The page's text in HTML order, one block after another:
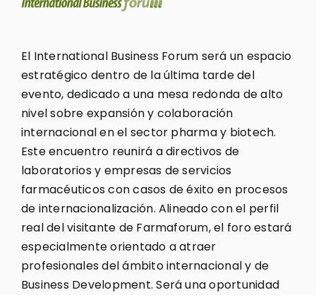
El International Business Forum será un espacio
estratégico dentro de la última tarde del
evento, dedicado a una mesa redonda de alto
nivel sobre expansión y colaboración
internacional en el sector pharma y biotech.
Este encuentro reunirá a directivos de
laboratorios y empresas de servicios
farmacéuticos con casos de éxito en procesos
de internacionalización. Alineado con el perfil
real del visitante de Farmaforum, el foro estará
especialmente orientado a atraer
profesionales del ámbito internacional y de
Business Development. Será una oportunidad